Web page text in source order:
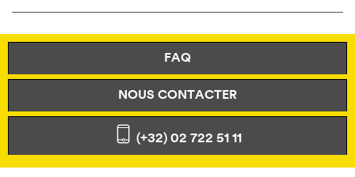
FAQ
NOUS CONTACTER
(+32) 02 722 51 11